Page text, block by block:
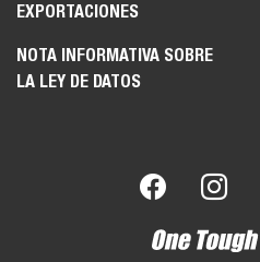
EXPORTACIONES
NOTA INFORMATIVA SOBRE
LA LEY DE DATOS